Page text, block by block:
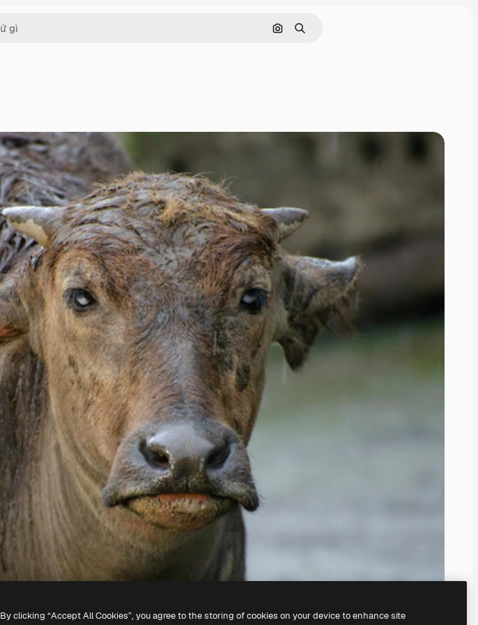
Tìm kiếm bằng hình ảnh
Tìm kiếm
By clicking “Accept All Cookies”, you agree to the storing of cookies on your device to enhance site